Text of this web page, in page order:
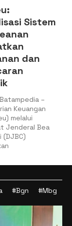
Sistem
dan
–
Keuangan
melalui
Jenderal Bea
(DJBC)
#Bgn #Mbg